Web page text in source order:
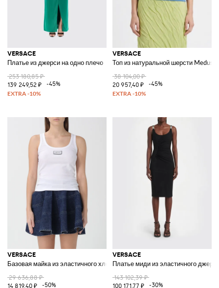
VERSACE
Платье из джерси на одно плечо
253 180,85 ₽
139 249,52 ₽
-45%
VERSACE
Топ из натуральной шерсти Medusa
38 104,00 ₽
20 957,40 ₽
-45%
VERSACE
Базовая майка из эластичного хлопка
29 636,88 ₽
14 819,40 ₽
-50%
VERSACE
Платье миди из эластичного
143 102,39 ₽
100 171,77 ₽
-30%